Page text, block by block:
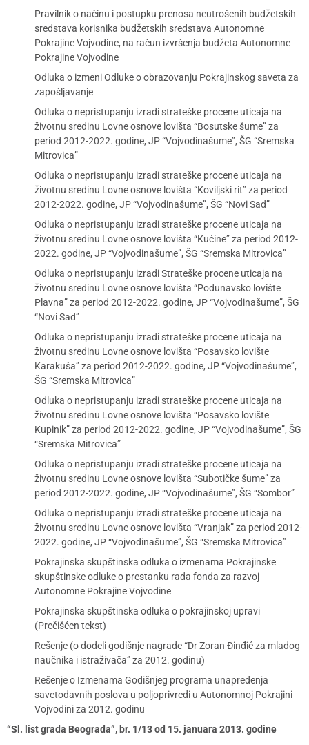
Pravilnik o načinu i postupku prenosa neutrošenih budžetskih
sredstava korisnika budžetskih sredstava Autonomne
Pokrajine Vojvodine, na račun izvršenja budžeta Autonomne
Pokrajine Vojvodine
Odluka o izmeni Odluke o obrazovanju Pokrajinskog saveta za
zapošljavanje
Odluka o nepristupanju izradi strateške procene uticaja na
životnu sredinu Lovne osnove lovišta “Bosutske šume” za
period 2012-2022. godine, JP “Vojvodinašume”, ŠG “Sremska
Mitrovica”
Odluka o nepristupanju izradi strateške procene uticaja na
životnu sredinu Lovne osnove lovišta “Koviljski rit” za period
2012-2022. godine, JP “Vojvodinašume”, ŠG “Novi Sad”
Odluka o nepristupanju izradi strateške procene uticaja na
životnu sredinu Lovne osnove lovišta “Kućine” za period 2012-
2022. godine, JP “Vojvodinašume”, ŠG “Sremska Mitrovica”
Odluka o nepristupanju izradi Strateške procene uticaja na
životnu sredinu Lovne osnove lovišta “Podunavsko lovište
Plavna” za period 2012-2022. godine, JP “Vojvodinašume”, ŠG
“Novi Sad”
Odluka o nepristupanju izradi strateške procene uticaja na
životnu sredinu Lovne osnove lovišta “Posavsko lovište
Karakuša” za period 2012-2022. godine, JP “Vojvodinašume”,
ŠG “Sremska Mitrovica”
Odluka o nepristupanju izradi strateške procene uticaja na
životnu sredinu Lovne osnove lovišta “Posavsko lovište
Kupinik” za period 2012-2022. godine, JP “Vojvodinašume”, ŠG
“Sremska Mitrovica”
Odluka o nepristupanju izradi strateške procene uticaja na
životnu sredinu Lovne osnove lovišta “Subotičke šume” za
period 2012-2022. godine, JP “Vojvodinašume”, ŠG “Sombor”
Odluka o nepristupanju izradi strateške procene uticaja na
životnu sredinu Lovne osnove lovišta “Vranjak” za period 2012-
2022. godine, JP “Vojvodinašume”, ŠG “Sremska Mitrovica”
Pokrajinska skupštinska odluka o izmenama Pokrajinske
skupštinske odluke o prestanku rada fonda za razvoj
Autonomne Pokrajine Vojvodine
Pokrajinska skupštinska odluka o pokrajinskoj upravi
(Prečišćen tekst)
Rešenje (o dodeli godišnje nagrade “Dr Zoran Đinđić za mladog
naučnika i istraživača” za 2012. godinu)
Rešenje o Izmenama Godišnjeg programa unapređenja
savetodavnih poslova u poljoprivredi u Autonomnoj Pokrajini
Vojvodini za 2012. godinu
“Sl. list grada Beograda”, br. 1/13 od 15. januara 2013. godine